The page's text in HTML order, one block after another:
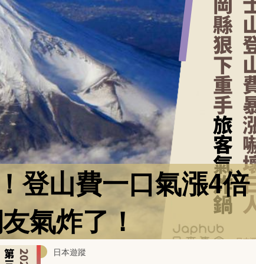
登山費一口氣漲4
氣炸了！
日本遊蹤